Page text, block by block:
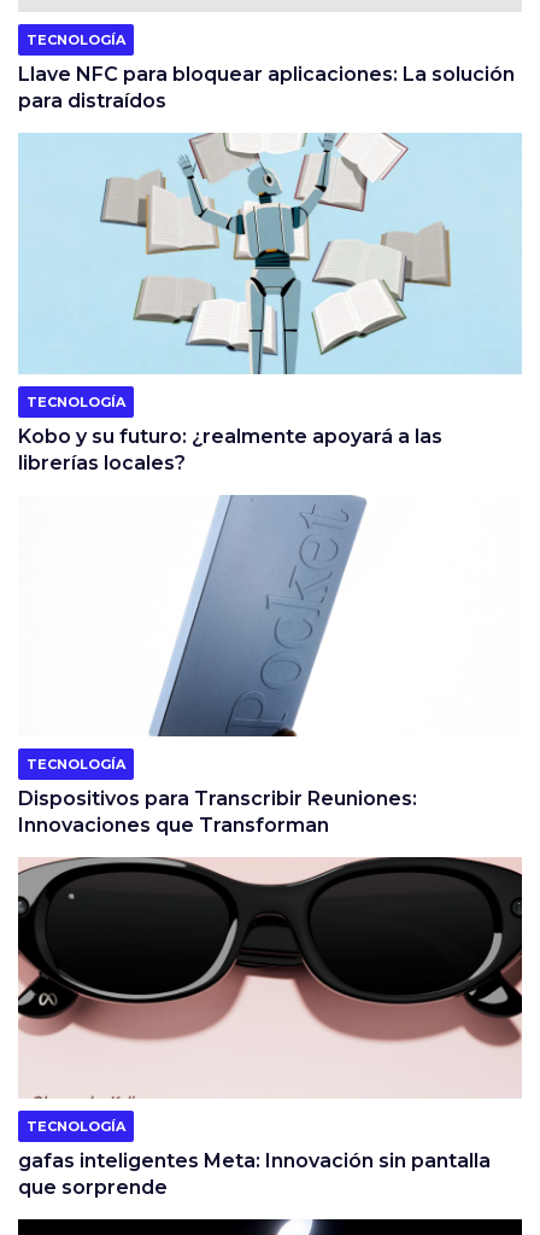
TECNOLOGÍA
Llave NFC para bloquear aplicaciones: La solución
para distraídos
TECNOLOGÍA
Kobo y su futuro: ¿realmente apoyará a las
librerías locales?
TECNOLOGÍA
Dispositivos para Transcribir Reuniones:
Innovaciones que Transforman
TECNOLOGÍA
gafas inteligentes Meta: Innovación sin pantalla
que sorprende